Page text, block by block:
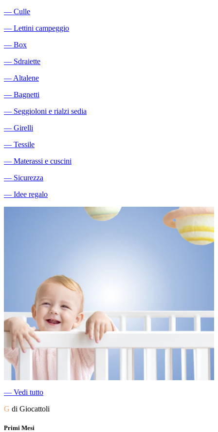
― Culle
― Lettini campeggio
― Box
― Sdraiette
―Altalene
― Bagnetti
― Seggioloni e rialzi sedia
― Girelli
― Tessile
― Materassi e cuscini
― Sicurezza
― Idee regalo
― Vedi tutto
G di Giocattoli
Primi Mesi